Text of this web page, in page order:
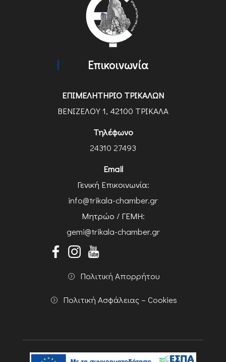
Επικοινωνία
ΕΠΙΜΕΛΗΤΗΡΙΟ ΤΡΙΚΑΛΩΝ
ΒΕΝΙΖΕΛΟΥ 1, 42100 ΤΡΙΚΑΛΑ
Τηλέφωνο
24310 27493
Email
Γενική Επικοινωνία:
info@trikala-chamber.gr
Μητρώο / ΓΕΜΗ:
gemi@trikala-chamber.gr
Πολιτική Απορρήτου
Πολιτική Ασφάλειας – Cookies